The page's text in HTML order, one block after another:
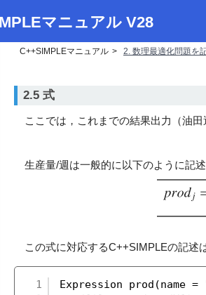
マニュアル V28
C++SIMPLEマニュアル 2. 数理最適化問題を
2.5 式
ここでは，これまでの結果出力（油田
生産量/週は一般的に以下のように記述
この式に対応するC++SIMPLEの記述
1
Expression prod(name